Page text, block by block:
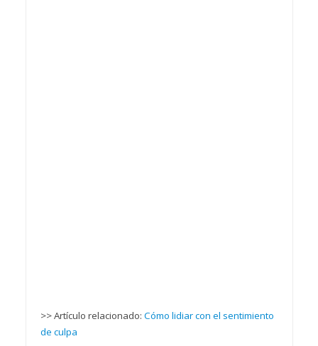
>> Artículo relacionado: Cómo lidiar con el sentimiento
de culpa